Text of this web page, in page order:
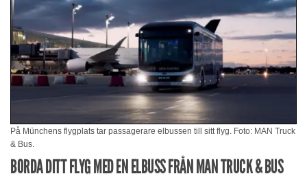
På Münchens flygplats tar passagerare elbussen till sitt flyg. Foto: MAN Truck
& Bus.
BORDA DITT FLYG MED EN ELBUSS FRÅN MAN TRUCK & BUS